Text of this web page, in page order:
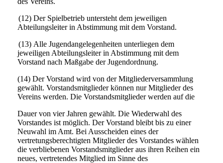
(12) Der Spielbetrieb untersteht dem jeweiligen
Abteilungsleiter in Abstimmung mit dem Vorstand.
(13) Alle Jugendangelegenheiten unterliegen dem
jeweiligen Abteilungsleiter in Abstimmung mit dem
Vorstand nach Maßgabe der Jugendordnung.
(14) Der Vorstand wird von der Mitgliederversammlung
gewählt. Vorstandsmitglieder können nur Mitglieder des
Vereins werden. Die Vorstandsmitglieder werden auf die
Dauer von vier Jahren gewählt. Die Wiederwahl des
Vorstandes ist möglich. Der Vorstand bleibt bis zu einer
Neuwahl im Amt. Bei Ausscheiden eines der
vertretungsberechtigten Mitglieder des Vorstandes wählen
die verbliebenen Vorstandsmitglieder aus ihren Reihen ein
neues, vertretendes Mitglied im Sinne des